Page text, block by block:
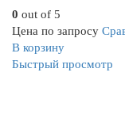
0 out of 5
Цена по запросу
В корзину
Быстрый просмотр